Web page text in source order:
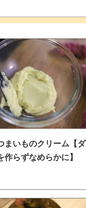
まいものクリーム【ダ
作らずなめらかに】